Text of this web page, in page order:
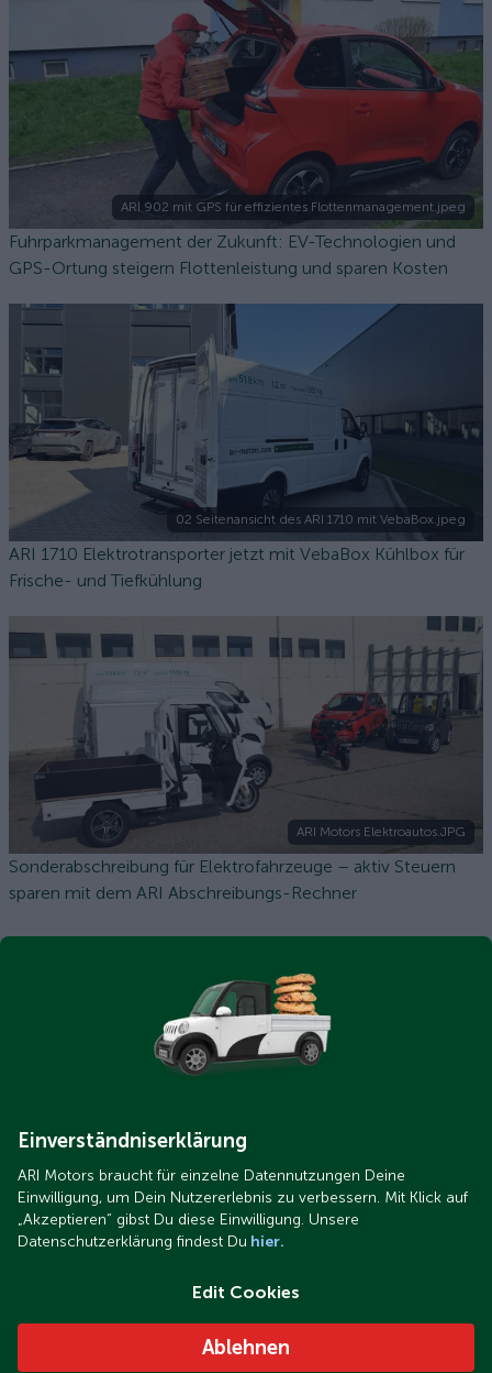
ARI 902 mit GPS für effizientes Flottenmanagement.jpeg
Fuhrparkmanagement der Zukunft: EV-Technologien und
GPS-Ortung steigern Flottenleistung und sparen Kosten
02 Seitenansicht des ARI 1710 mit VebaBox.jpeg
ARI 1710 Elektrotransporter jetzt mit VebaBox Kühlbox für
Frische- und Tiefkühlung
ARI Motors Elektroautos.JPG
Sonderabschreibung für Elektrofahrzeuge – aktiv Steuern
sparen mit dem ARI Abschreibungs-Rechner
Einverständniserklärung
ARI Motors braucht für einzelne Datennutzungen Deine
Einwilligung, um Dein Nutzererlebnis zu verbessern. Mit Klick auf
„Akzeptieren“ gibst Du diese Einwilligung. Unsere
Datenschutzerklärung findest Du hier.
Edit Cookies
Ablehnen